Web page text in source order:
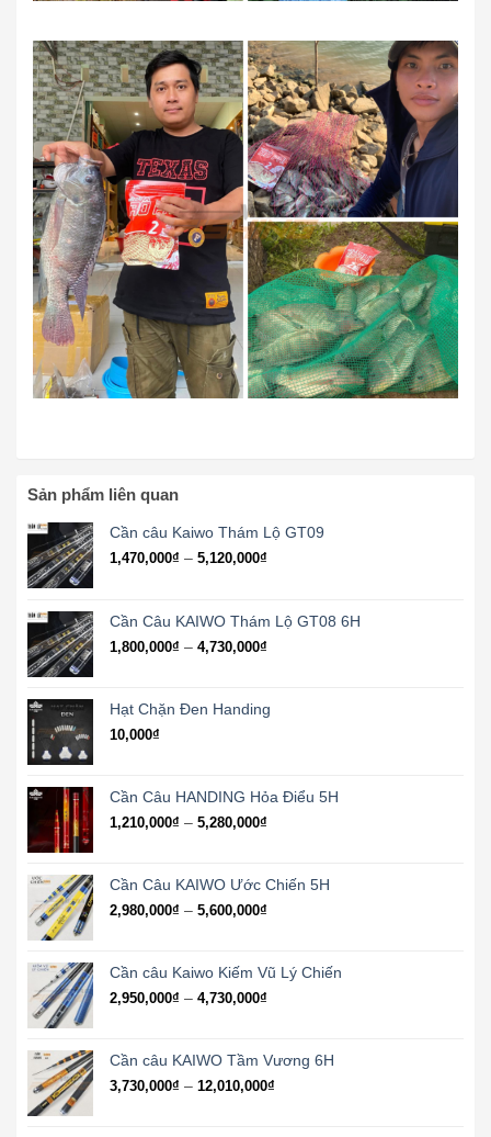
Sản phẩm liên quan
Cần câu Kaiwo Thám Lộ GT09
1,470,000₫ – 5,120,000₫
1,470,000₫
Cần Câu KAIWO Thám Lộ GT08 6H
1,800,000₫ – 4,730,000₫
1,800,000₫
Hạt Chặn Đen Handing
10,000₫
Cần Câu HANDING Hỏa Điểu 5H
1,210,000₫ – 5,280,000₫
1,210,000₫
Cần Câu KAIWO Ước Chiến 5H
2,980,000₫ – 5,600,000₫
2,980,000₫
Cần câu Kaiwo Kiếm Vũ Lý Chiến
2,950,000₫ – 4,730,000₫
2,950,000₫
4,730,000₫
Cần câu KAIWO Tầm Vương 6H
3,730,000₫ – 12,010,000₫